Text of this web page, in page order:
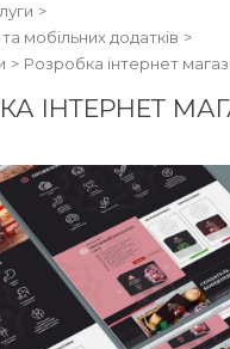
мобільних додатків
Розробка інтернет
ІНТЕРНЕТ